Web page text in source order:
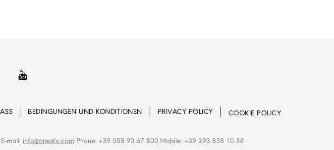
BEDINGUNGEN UND KONDITIONEN PRIVACY POLICY COOKIE POLICY
mail: info@creafx.com Phone: +39 055 90 67 800 Mobile: +39 393 838 10 38